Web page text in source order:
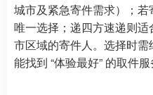
城市及紧急寄件需求）；
唯一选择；递四方速递则
市区域的寄件人。选择时
能找到 “体验最好” 的取件服